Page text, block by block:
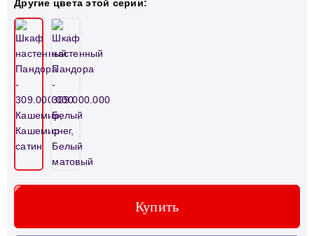
Другие цвета этой серии:
Купить